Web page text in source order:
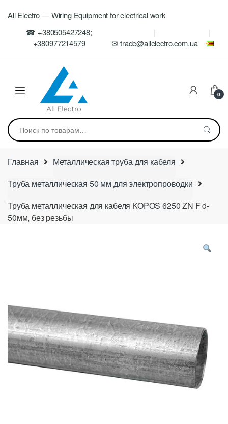
navigation
All Electro — Wiring Equipment for electrical work
☎ +380505427248;
+380977214579
✉ trade@allelectro.com.ua
0
Искать:
Главная
Металлическая труба для кабеля
Труба металлическая 50 мм для электропроводки
Труба металлическая для кабеля KOPOS 6250 ZN F d-
50мм, без резьбы